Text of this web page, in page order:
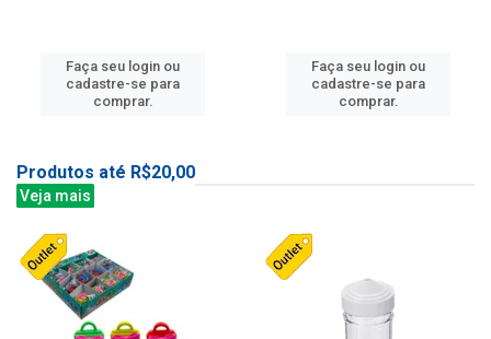
Faça seu login ou
cadastre-se para
comprar.
Faça seu login ou
cadastre-se para
comprar.
Produtos até R$20,00
Veja mais